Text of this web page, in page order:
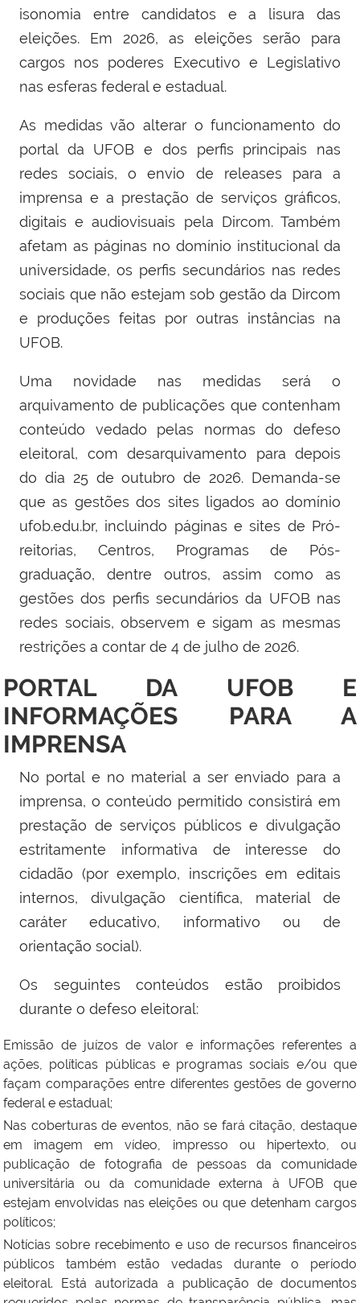
isonomia entre candidatos e a lisura das
eleições. Em 2026, as eleições serão para
cargos nos poderes Executivo e Legislativo
nas esferas federal e estadual.
As medidas vão alterar o funcionamento do
portal da UFOB e dos perfis principais nas
redes sociais, o envio de releases para a
imprensa e a prestação de serviços gráficos,
digitais e audiovisuais pela Dircom. Também
afetam as páginas no domínio institucional da
universidade, os perfis secundários nas redes
sociais que não estejam sob gestão da Dircom
e produções feitas por outras instâncias na
UFOB.
Uma novidade nas medidas será o
arquivamento de publicações que contenham
conteúdo vedado pelas normas do defeso
eleitoral, com desarquivamento para depois
do dia 25 de outubro de 2026. Demanda-se
que as gestões dos sites ligados ao domínio
ufob.edu.br, incluindo páginas e sites de Pró-
reitorias, Centros, Programas de Pós-
graduação, dentre outros, assim como as
gestões dos perfis secundários da UFOB nas
redes sociais, observem e sigam as mesmas
restrições a contar de 4 de julho de 2026.
PORTAL DA UFOB E
INFORMAÇÕES PARA A
IMPRENSA
No portal e no material a ser enviado para a
imprensa, o conteúdo permitido consistirá em
prestação de serviços públicos e divulgação
estritamente informativa de interesse do
cidadão (por exemplo, inscrições em editais
internos, divulgação científica, material de
caráter educativo, informativo ou de
orientação social).
Os seguintes conteúdos estão proibidos
durante o defeso eleitoral:
Emissão de juízos de valor e informações referentes a
ações, políticas públicas e programas sociais e/ou que
façam comparações entre diferentes gestões de governo
federal e estadual;
Nas coberturas de eventos, não se fará citação, destaque
em imagem em vídeo, impresso ou hipertexto, ou
publicação de fotografia de pessoas da comunidade
universitária ou da comunidade externa à UFOB que
estejam envolvidas nas eleições ou que detenham cargos
políticos;
Notícias sobre recebimento e uso de recursos financeiros
públicos também estão vedadas durante o período
eleitoral. Está autorizada a publicação de documentos